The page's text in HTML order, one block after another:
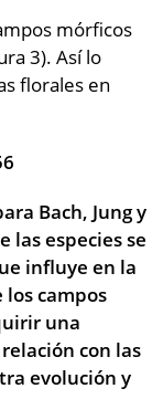
mórficos
3). Así lo
florales en
Bach, Jung y
las especies se
influye en la
campos
una
con las
evolución y